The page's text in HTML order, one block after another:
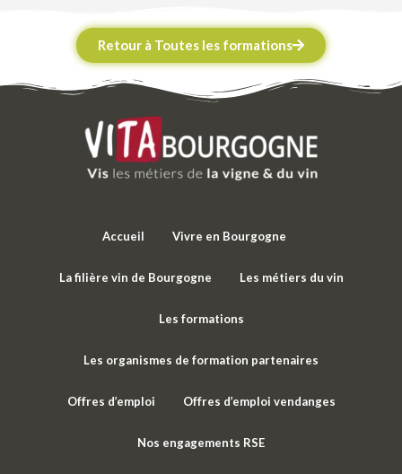
Retour à Toutes les formations
Accueil Vivre en Bourgogne
La filière vin de Bourgogne Les métiers du vin
Les formations
Les organismes de formation partenaires
Offres d’emploi Offres d’emploi vendanges
Nos engagements RSE